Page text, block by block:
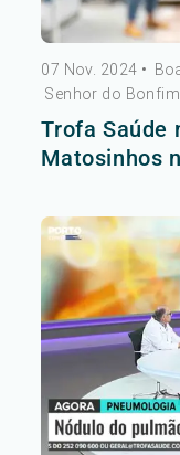
07 Nov. 2024 •
Senhor do Bonfim
Trofa Saúde
Matosinhos